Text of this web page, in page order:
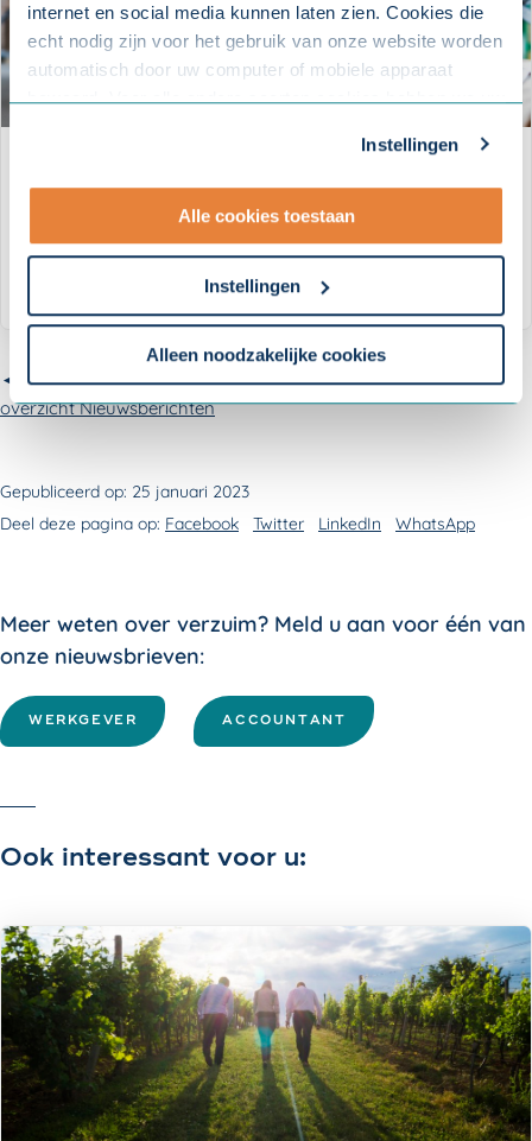
internet en social media kunnen laten zien. Cookies die
echt nodig zijn voor het gebruik van onze website worden
automatisch door uw computer of mobiele apparaat
bewaard. Voor alle andere soorten cookies hebben we uw
aanpassen. Met uw toestemming delen wij uw gegevens
met onze10 partners.
- Lees hier onzeprivacyverklaringen onze
Om uw toestemmingsvoorkeur te wijzigen, klikt u op
Instellingen
Alle cookies toestaan
Instellingen
Alleen noodzakelijke cookies
◄ Terug naar
overzicht Nieuwsberichten
Gepubliceerd op: 25 januari 2023
Deel deze pagina op: Facebook Twitter LinkedIn WhatsApp
Meer weten over verzuim? Meld u aan voor één van
onze nieuwsbrieven:
WERKGEVER ACCOUNTANT
Ook interessant voor u: